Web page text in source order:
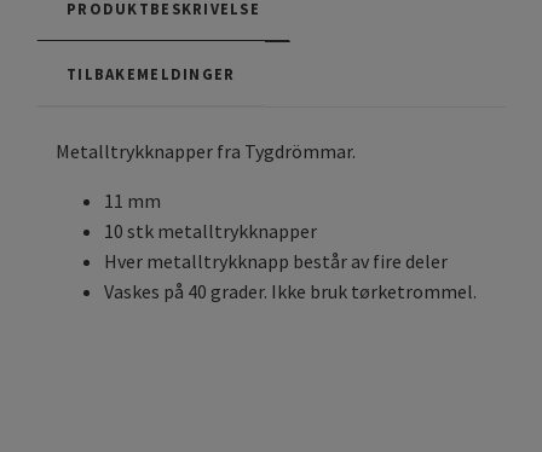
PRODUKTBESKRIVELSE
TILBAKEMELDINGER
Metalltrykknapper fra Tygdrömmar.
11 mm
10 stk metalltrykknapper
Hver metalltrykknapp består av fire deler
Vaskes på 40 grader. Ikke bruk tørketrommel.